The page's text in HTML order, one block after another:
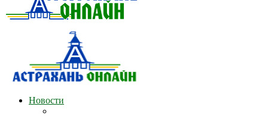
Новости